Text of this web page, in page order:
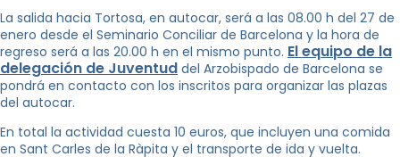
La salida hacia Tortosa, en autocar, será a las 08.00 h del 27 de
enero desde el Seminario Conciliar de Barcelona y la hora de
regreso será a las 20.00 h en el mismo punto. El equipo de la
delegación de Juventud del Arzobispado de Barcelona se
pondrá en contacto con los inscritos para organizar las plazas
del autocar.
En total la actividad cuesta 10 euros, que incluyen una comida
en Sant Carles de la Ràpita y el transporte de ida y vuelta.